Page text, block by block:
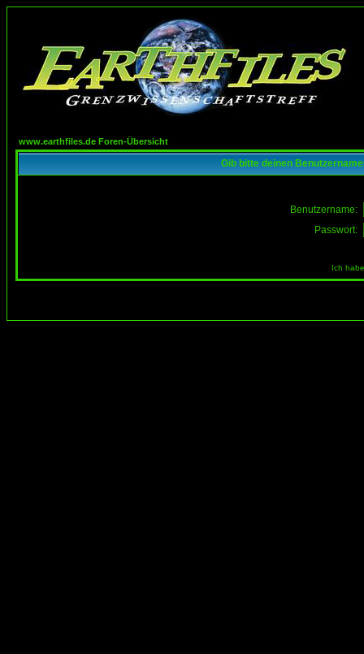
www.earthfiles.de Foren-Übersicht
Gib bitte deinen
Benutzername:
Passwort:
Ich